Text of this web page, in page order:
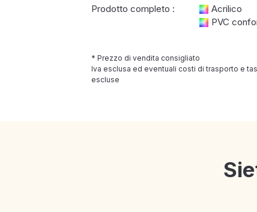
Prodotto completo : Acrilico
PVC
* Prezzo di vendita consigliato
Iva esclusa ed eventuali costi di trasporto e
escluse